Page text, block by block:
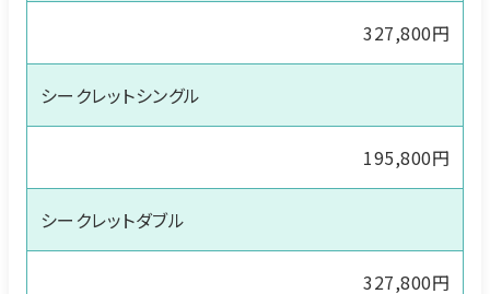
327,800円
シークレットシングル
195,800円
シークレットダブル
327,800円